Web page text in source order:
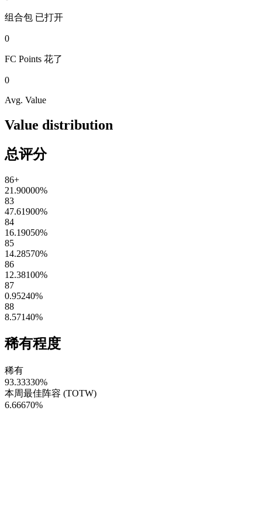
组合包 已打开
0
FC Points 花了
0
Avg. Value
Value distribution
总评分
86+
21.90000%
83
47.61900%
84
16.19050%
85
14.28570%
86
12.38100%
87
0.95240%
88
8.57140%
稀有程度
稀有
93.33330%
本周最佳阵容 (TOTW)
6.66670%